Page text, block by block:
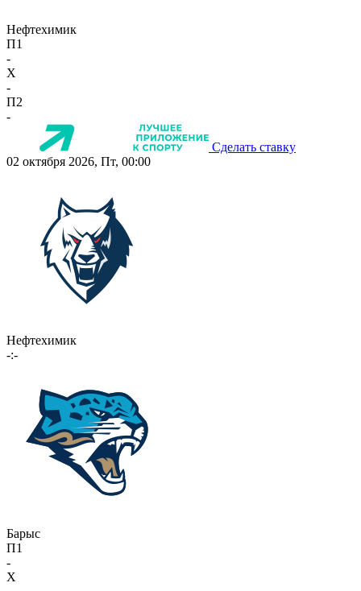
Нефтехимик
П1
-
X
-
П2
-
Сделать ставку
02 октября 2026, Пт, 00:00
Нефтехимик
-:-
Барыс
П1
-
X